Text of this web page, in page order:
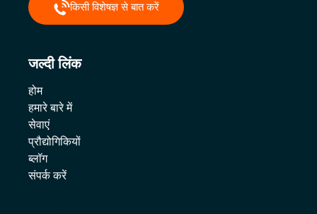
किसी विशेषज्ञ से बात करें
जल्दी लिंक
होम
हमारे बारे में
सेवाएं
प्रौद्योगिकियों
ब्लॉग
संपर्क करें